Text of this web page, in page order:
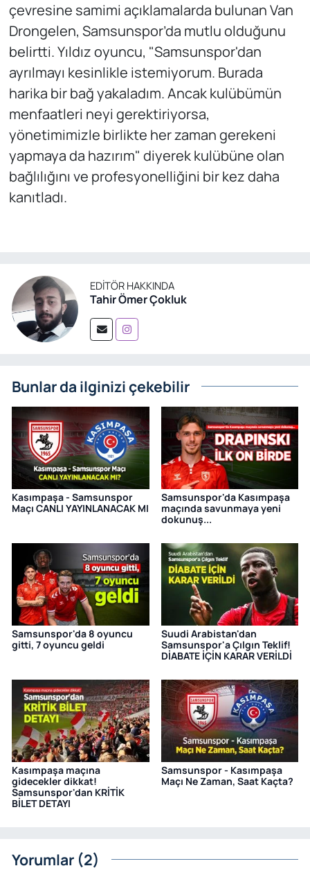
çevresine samimi açıklamalarda bulunan Van
Drongelen, Samsunspor’da mutlu olduğunu
belirtti. Yıldız oyuncu, "Samsunspor'dan
ayrılmayı kesinlikle istemiyorum. Burada
harika bir bağ yakaladım. Ancak kulübümün
menfaatleri neyi gerektiriyorsa,
yönetimimizle birlikte her zaman gerekeni
yapmaya da hazırım" diyerek kulübüne olan
bağlılığını ve profesyonelliğini bir kez daha
kanıtladı.
EDITÖR HAKKINDA
Tahir Ömer Çokluk
Bunlar da ilginizi çekebilir
Kasımpaşa - Samsunspor
Maçı CANLI YAYINLANACAK MI
Samsunspor'da Kasımpaşa
maçında savunmaya yeni
dokunuş...
Samsunspor'da 8 oyuncu
gitti, 7 oyuncu geldi
Suudi Arabistan'dan
Samsunspor'a Çılgın Teklif!
DİABATE İÇİN KARAR VERİLDİ
Kasımpaşa maçına
gidecekler dikkat!
Samsunspor'dan KRİTİK
BİLET DETAYI
Samsunspor - Kasımpaşa
Maçı Ne Zaman, Saat Kaçta?
Yorumlar (2)